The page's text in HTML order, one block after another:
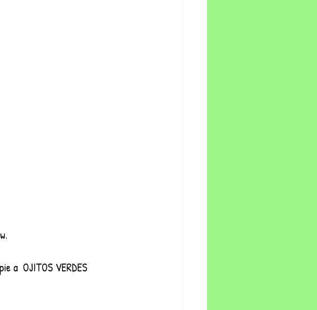
OJITOS VERDES